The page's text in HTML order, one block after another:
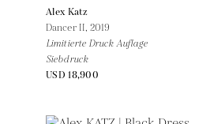
Alex Katz
Dancer II,2019
Limitierte Druck Auflage
Siebdruck
USD 18,900